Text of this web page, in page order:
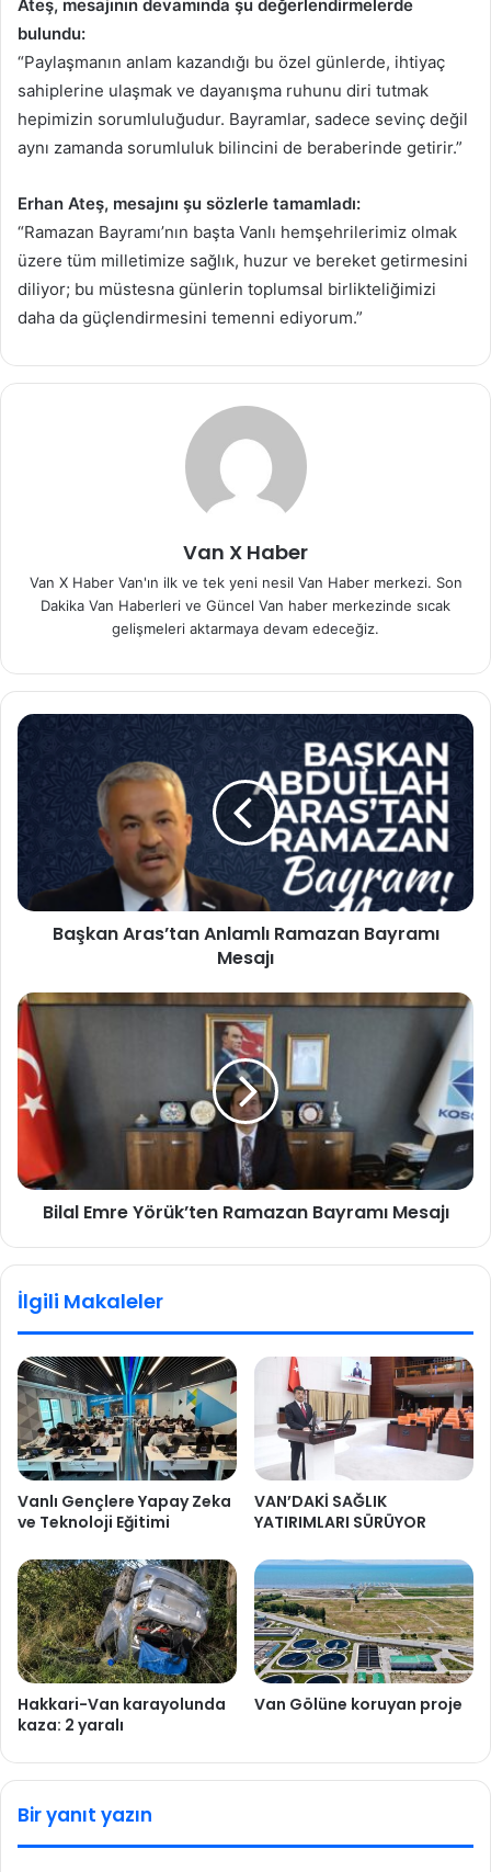
Ateş, mesajının devamında şu değerlendirmelerde
bulundu:
“Paylaşmanın anlam kazandığı bu özel günlerde, ihtiyaç
sahiplerine ulaşmak ve dayanışma ruhunu diri tutmak
hepimizin sorumluluğudur. Bayramlar, sadece sevinç değil
aynı zamanda sorumluluk bilincini de beraberinde getirir.”
Erhan Ateş, mesajını şu sözlerle tamamladı:
“Ramazan Bayramı’nın başta Vanlı hemşehrilerimiz olmak
üzere tüm milletimize sağlık, huzur ve bereket getirmesini
diliyor; bu müstesna günlerin toplumsal birlikteliğimizi
daha da güçlendirmesini temenni ediyorum.”
Van X Haber
Van X Haber Van'ın ilk ve tek yeni nesil Van Haber merkezi. Son
Dakika Van Haberleri ve Güncel Van haber merkezinde sıcak
gelişmeleri aktarmaya devam edeceğiz.
Başkan Aras’tan Anlamlı Ramazan Bayramı
Mesajı
Bilal Emre Yörük’ten Ramazan Bayramı Mesajı
İlgili Makaleler
Vanlı Gençlere Yapay Zeka
ve Teknoloji Eğitimi
VAN’DAKİ SAĞLIK
YATIRIMLARI SÜRÜYOR
Hakkari-Van karayolunda
kaza: 2 yaralı
Van Gölüne koruyan proje
Bir yanıt yazın